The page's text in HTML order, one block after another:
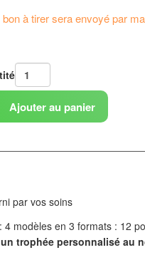
bon à tirer sera envoyé par
Ajouter au panier
par vos soins
: 4 modèles en 3 formats : 12
trophée personnalisé au